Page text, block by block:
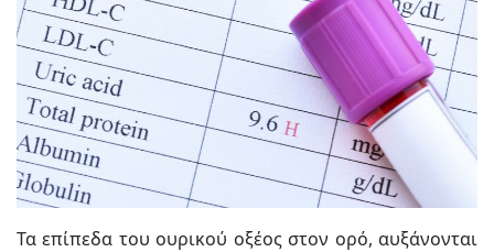
Τα επίπεδα του ουρικού οξέος στον ορό, αυξάνονται